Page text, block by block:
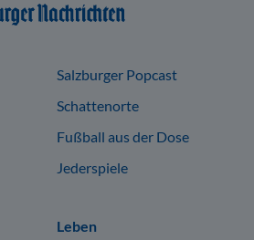
Salzburger Popcast
Schattenorte
Fußball aus der Dose
Jederspiele
Leben